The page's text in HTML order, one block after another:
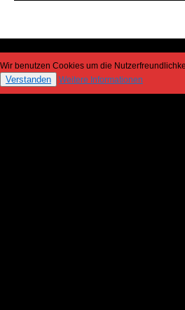
Wir benutzen Cookies um die
Verstanden Weitere Informationen